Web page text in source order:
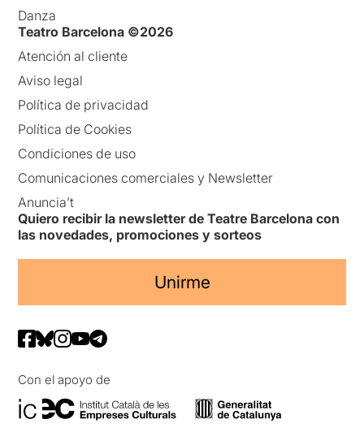
Danza
Teatro Barcelona ©2026
Atención al cliente
Aviso legal
Política de privacidad
Política de Cookies
Condiciones de uso
Comunicaciones comerciales y Newsletter
Anuncia’t
Quiero recibir la newsletter de Teatre Barcelona con
las novedades, promociones y sorteos
Unirme
Con el apoyo de